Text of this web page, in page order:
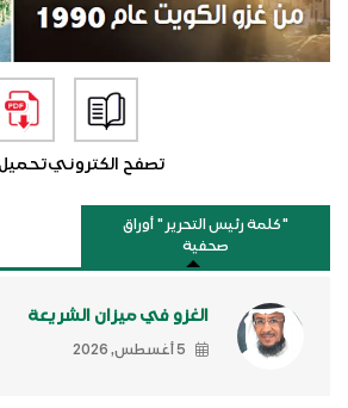
تصفح الكترونيتحميل
"كلمة رئيس التحرير " أوراق
صحفية
الغزو في ميزان الشريعة
5 أغسطس, 2026